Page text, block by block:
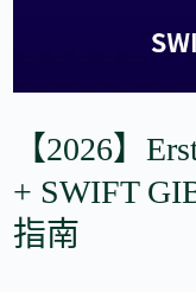
【2026】
+ SWIFT
指南